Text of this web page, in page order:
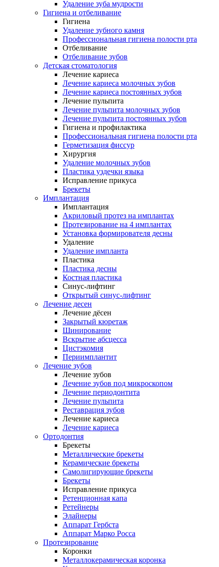
Удаление зуба мудрости
Гигиена и отбеливание
Гигиена
Удаление зубного камня
Профессиональная гигиена полости рта
Отбеливание
Отбеливание зубов
Детская стоматология
Лечение кариеса
Лечение кариеса молочных зубов
Лечение кариеса постоянных зубов
Лечение пульпита
Лечение пульпита молочных зубов
Лечение пульпита постоянных зубов
Гигиена и профилактика
Профессиональная гигиена полости рта
Герметизация фиссур
Хирургия
Удаление молочных зубов
Пластика уздечки языка
Исправление прикуса
Брекеты
Имплантация
Имплантация
Акриловый протез на имплантах
Протезирование на 4 имплантах
Установка формирователя десны
Удаление
Удаление импланта
Пластика
Пластика десны
Костная пластика
Синус-лифтинг
Открытый синус-лифтинг
Лечение десен
Лечение дёсен
Закрытый кюретаж
Шинирование
Вскрытие абсцесса
Цистэкомия
Периимплантит
Лечение зубов
Лечение зубов
Лечение зубов под микроскопом
Лечение периодонтита
Лечение пульпита
Реставрация зубов
Лечение кариеса
Лечение кариеса
Ортодонтия
Брекеты
Металлические брекеты
Керамические брекеты
Самолигирующие брекеты
Брекеты
Исправление прикуса
Ретенционная капа
Ретейнеры
Элайнеры
Аппарат Гербста
Аппарат Марко Росса
Протезирование
Коронки
Металлокерамическая коронка